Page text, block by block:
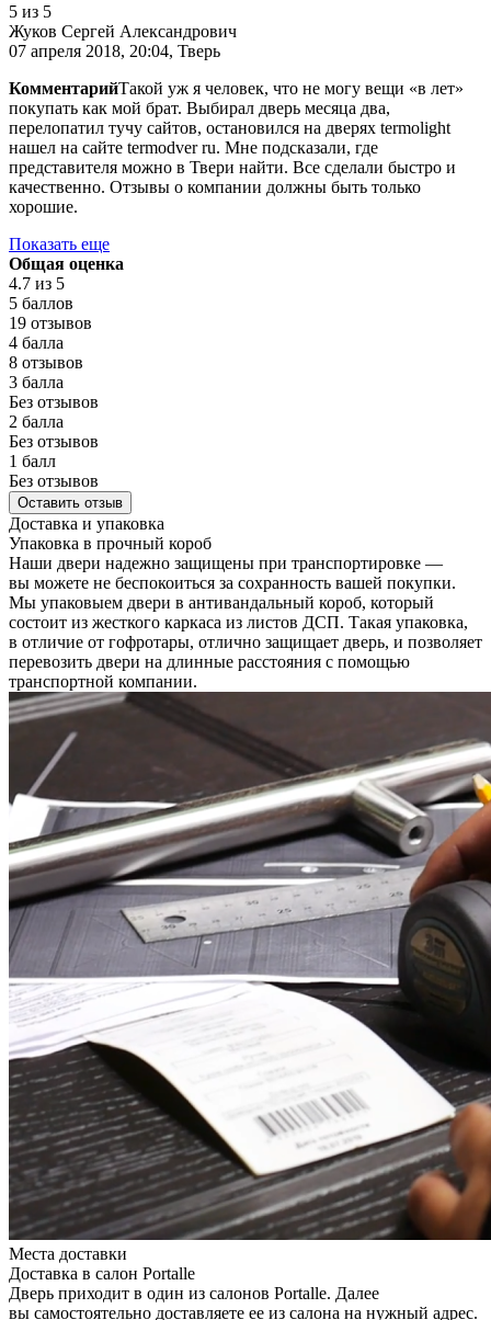
5 из 5
Жуков Сергей Александрович
07 апреля 2018, 20:04, Тверь
КомментарийТакой уж я человек, что не могу вещи «в лет»
покупать как мой брат. Выбирал дверь месяца два,
перелопатил тучу сайтов, остановился на дверях termolight
нашел на сайте termodver ru. Мне подсказали, где
представителя можно в Твери найти. Все сделали быстро и
качественно. Отзывы о компании должны быть только
хорошие.
Показать еще
Общая оценка
4.7 из 5
5 баллов
19 отзывов
4 балла
8 отзывов
3 балла
Без отзывов
2 балла
Без отзывов
1 балл
Без отзывов
Оставить отзыв
Доставка и упаковка
Упаковка в прочный короб
Наши двери надежно защищены при транспортировке —
вы можете не беспокоиться за сохранность вашей покупки.
Мы упаковыем двери в антивандальный короб, который
состоит из жесткого каркаса из листов ДСП. Такая упаковка,
в отличие от гофротары, отлично защищает дверь, и позволяет
перевозить двери на длинные расстояния с помощью
транспортной компании.
Места доставки
Доставка в салон Portalle
Дверь приходит в один из салонов Portalle. Далее
вы самостоятельно доставляете ее из салона на нужный адрес.